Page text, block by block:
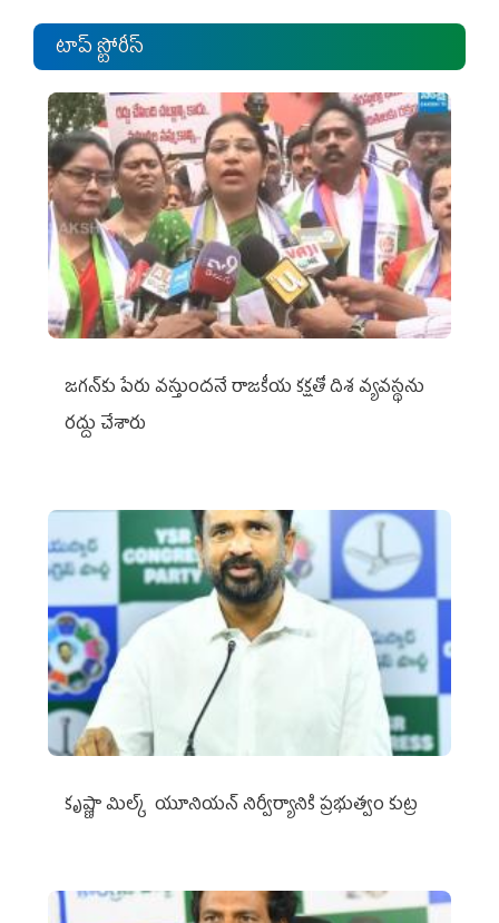
టాప్ స్టోరీస్
జగన్‌కు పేరు వస్తుందనే రాజకీయ కక్షతో దిశ వ్య‌వ‌స్థ‌ను
రద్దు చేశారు
కృష్ణా మిల్క్‌ యూనియన్‌ నిర్వీర్యానికి ప్రభుత్వం కుట్ర